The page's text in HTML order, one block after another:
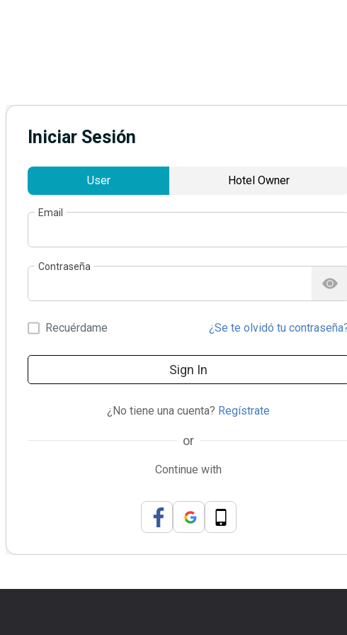
Iniciar Sesión
User Hotel Owner
Email
Contraseña
Recuérdame ¿Se te olvidó tu
Sign In
¿No tiene una cuenta? Regístrate
or
Continue with